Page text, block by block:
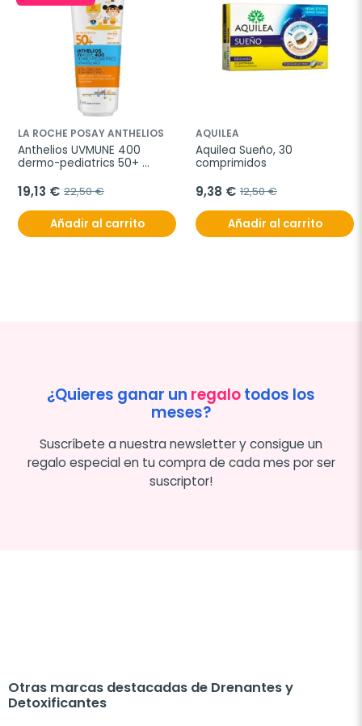
LA ROCHE POSAY ANTHELIOS
Anthelios UVMUNE 400
dermo-pediatrics 50+
19,13 € 22,50 €
Añadir al carrito
AQUILEA
Aquilea Sueño, 30
comprimidos
9,38 € 12,50 €
Añadir al carrito
¿Quieres ganar un regalotodos los
meses?
Suscríbete a nuestra newsletter y consigue un
regalo especial en tu compra de cada mes por ser
suscriptor!
Otras marcas destacadas de Drenantes y
Detoxificantes